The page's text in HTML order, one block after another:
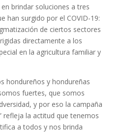
brindar soluciones a tres
han surgido por el COVID-19:
de ciertos sectores
directamente a los
en la agricultura familiar y
hondureños y hondureñas
fuertes, que somos
y por eso la campaña
refleja la actitud que tenemos
a todos y nos brinda